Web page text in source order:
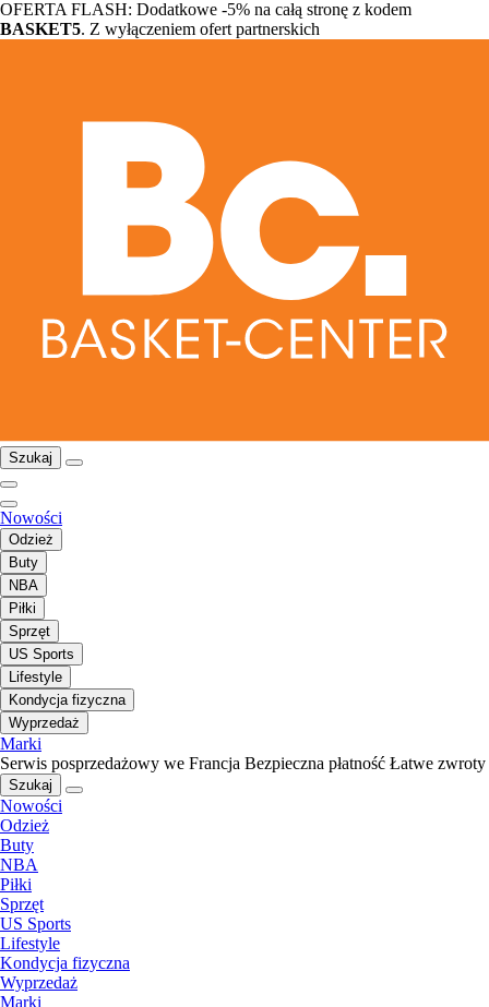
OFERTA FLASH: Dodatkowe -5% na całą stronę z kodem
BASKET5. Z wyłączeniem ofert partnerskich
Szukaj
Nowości
Odzież
Buty
NBA
Piłki
Sprzęt
US Sports
Lifestyle
Kondycja fizyczna
Wyprzedaż
Marki
Serwis posprzedażowy we Francja Bezpieczna płatność Łatwe zwroty
Szukaj
Nowości
Odzież
Buty
NBA
Piłki
Sprzęt
US Sports
Lifestyle
Kondycja fizyczna
Wyprzedaż
Marki